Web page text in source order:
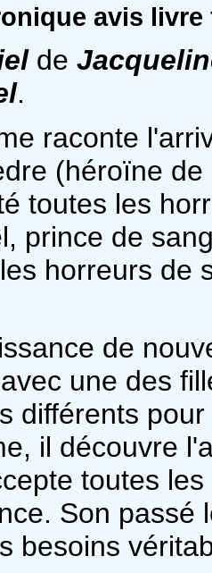
avis
de
.
raconte
(héroïne
toutes les
prince de
horreurs de
de
une des
différents
il découvre
toutes
Son passé
besoins